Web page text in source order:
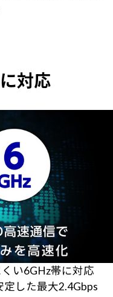
対応
い6GHz帯に対応
した最大2.4Gbps